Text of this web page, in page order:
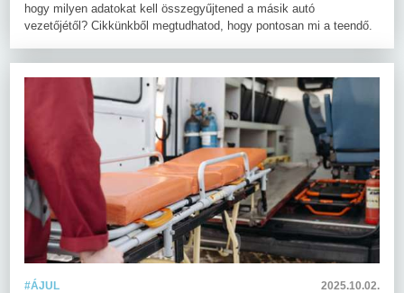
hogy milyen adatokat kell összegyűjtened a másik autó
vezetőjétől? Cikkünkből megtudhatod, hogy pontosan mi a teendő.
#ÁJUL 2025.10.02.